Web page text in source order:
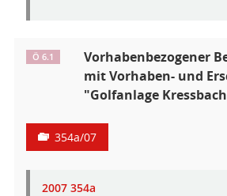
Ö 6.1
Vorhabenbezogener
mit Vorhaben- und
"Golfanlage
354a/07
2007 354a